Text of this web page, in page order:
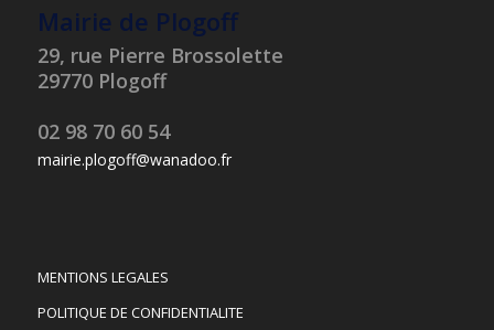
Mairie de Plogoff
29, rue Pierre Brossolette
29770 Plogoff
02 98 70 60 54
mairie.plogoff@wanadoo.fr
MENTIONS LEGALES
POLITIQUE DE CONFIDENTIALITE